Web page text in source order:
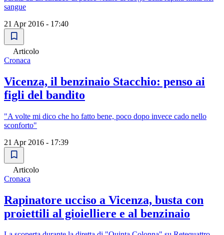
sangue
21 Apr 2016 - 17:40
Articolo
Cronaca
Vicenza, il benzinaio Stacchio: penso ai
figli del bandito
"A volte mi dico che ho fatto bene, poco dopo invece cado nello
sconforto"
21 Apr 2016 - 17:39
Articolo
Cronaca
Rapinatore ucciso a Vicenza, busta con
proiettili al gioielliere e al benzinaio